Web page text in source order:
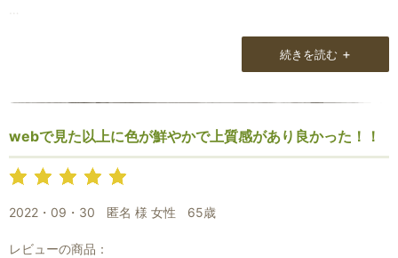
織りも光沢もとても美しく、色あいも手持ちの服に華やかさを添え
今まで小物はブルー系が多かったが思い切って赤ピンク系を今回初
り、新しい色使いにこれからチャレンジしても良いなと思えた。
梱包も内包も大変丁寧で手書きのletterも添えられていて届いた時
続きを読む +
webで見た以上に色が鮮やかで上質感があり良かった！！
2022・09・30 匿名 様 女性 65歳
レビューの商品：